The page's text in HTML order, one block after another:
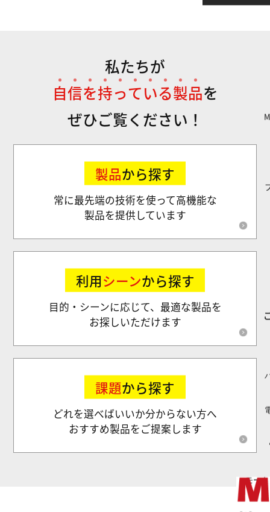
モー
私たちが
自信を持っている製品を
ぜひご覧ください！
製品から探す
常に最先端の技術を使って高機能な
製品を提供しています
利用シーンから探す
目的・シーンに応じて、最適な製品を
お探しいただけます
課題から探す
どれを選べばいいか分からない方へ
おすすめ製品をご提案します